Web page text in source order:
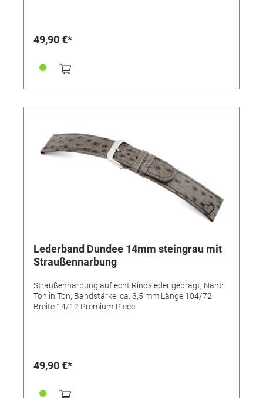
49,90 €*
Lederband Dundee 14mm steingrau mit
Straußennarbung
Straußennarbung auf echt Rindsleder geprägt, Naht:
Ton in Ton, Bandstärke: ca. 3,5 mm Länge 104/72
Breite 14/12 Premium-Piece
49,90 €*